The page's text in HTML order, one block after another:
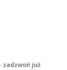
zadzwoń już